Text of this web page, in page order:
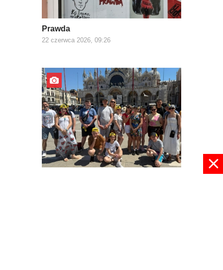
Prawda
22 czerwca 2026, 09:26